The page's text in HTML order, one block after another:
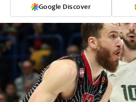
Google Discover